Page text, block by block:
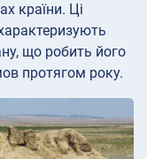
країни. Ці
що робить його
протягом року.